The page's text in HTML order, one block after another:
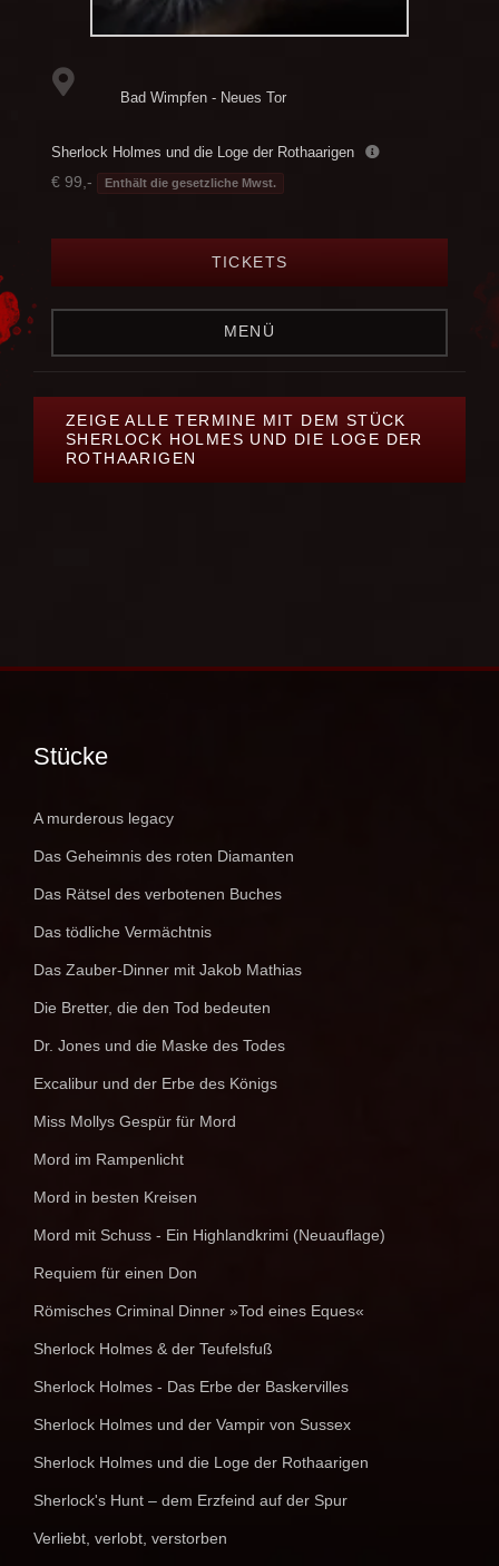
Bad Wimpfen - Neues Tor
Sherlock Holmes und die Loge der Rothaarigen
€ 99,- Enthält die gesetzliche Mwst.
TICKETS
MENÜ
ZEIGE ALLE TERMINE MIT DEM STÜCK
SHERLOCK HOLMES UND DIE LOGE DER
ROTHAARIGEN
Stücke
A murderous legacy
Das Geheimnis des roten Diamanten
Das Rätsel des verbotenen Buches
Das tödliche Vermächtnis
Das Zauber-Dinner mit Jakob Mathias
Die Bretter, die den Tod bedeuten
Dr. Jones und die Maske des Todes
Excalibur und der Erbe des Königs
Miss Mollys Gespür für Mord
Mord im Rampenlicht
Mord in besten Kreisen
Mord mit Schuss - Ein Highlandkrimi (Neuauflage)
Requiem für einen Don
Römisches Criminal Dinner »Tod eines Eques«
Sherlock Holmes & der Teufelsfuß
Sherlock Holmes - Das Erbe der Baskervilles
Sherlock Holmes und der Vampir von Sussex
Sherlock Holmes und die Loge der Rothaarigen
Sherlock's Hunt – dem Erzfeind auf der Spur
Verliebt, verlobt, verstorben